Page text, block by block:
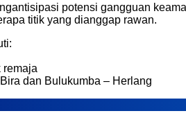
potensi gangguan
titik yang dianggap rawan.
remaja
dan Bulukumba – Herlang